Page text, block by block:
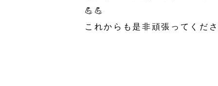
💪💪
これからも是非頑張ってくだ